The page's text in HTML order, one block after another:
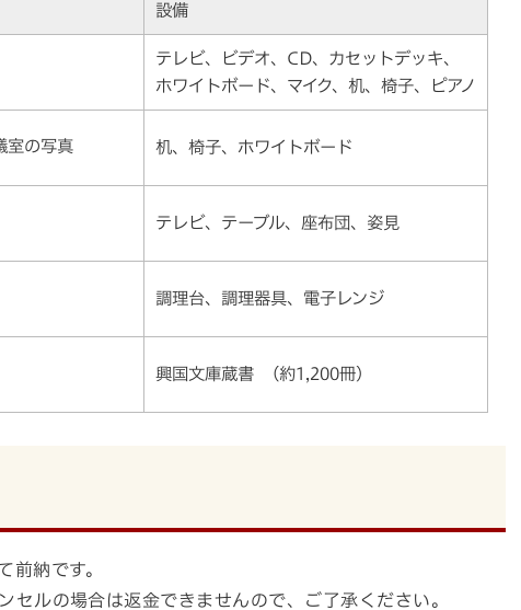
設備
テレビ、ビデオ、CD、カセットデッキ、
ホワイトボード、マイク、机、椅子、ピアノ
机、椅子、ホワイトボード
テレビ、テーブル、座布団、姿見
調理台、調理器具、電子レンジ
興国文庫蔵書 （約1,200冊）
前納です。
セルの場合は返金できませんので、ご了承ください。